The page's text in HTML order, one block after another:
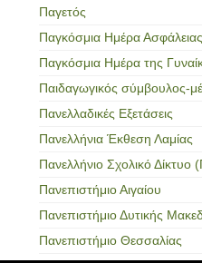
Παγετός
Παγκόσμια Ημέρα
Παγκόσμια Ημέρα της
Παιδαγωγικός σύμβουλος-
Πανελλαδικές Εξετάσεις
Πανελλήνια Έκθεση Λαμίας
Πανελλήνιο Σχολικό Δίκτυο
Πανεπιστήμιο Αιγαίου
Πανεπιστήμιο Δυτικής
Πανεπιστήμιο Θεσσαλίας